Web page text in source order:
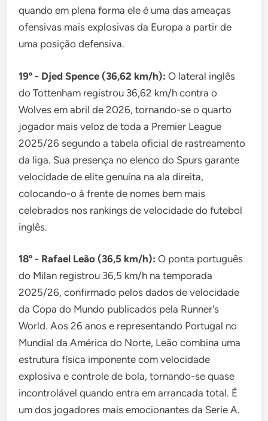
quando em plena forma ele é uma das ameaças
ofensivas mais explosivas da Europa a partir de
uma posição defensiva.
19º - Djed Spence (36,62 km/h): O lateral inglês
do Tottenham registrou 36,62 km/h contra o
Wolves em abril de 2026, tornando-se o quarto
jogador mais veloz de toda a Premier League
2025/26 segundo a tabela oficial de rastreamento
da liga. Sua presença no elenco do Spurs garante
velocidade de elite genuína na ala direita,
colocando-o à frente de nomes bem mais
celebrados nos rankings de velocidade do futebol
inglês.
18º - Rafael Leão (36,5 km/h): O ponta português
do Milan registrou 36,5 km/h na temporada
2025/26, confirmado pelos dados de velocidade
da Copa do Mundo publicados pela Runner's
World. Aos 26 anos e representando Portugal no
Mundial da América do Norte, Leão combina uma
estrutura física imponente com velocidade
explosiva e controle de bola, tornando-se quase
incontrolável quando entra em arrancada total. É
um dos jogadores mais emocionantes da Serie A.